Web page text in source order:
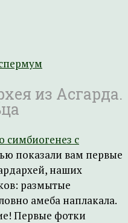
из Асгарда.
симбиогенез с
показали вам первые
наших
размытые
амеба наплакала.
Первые фотки